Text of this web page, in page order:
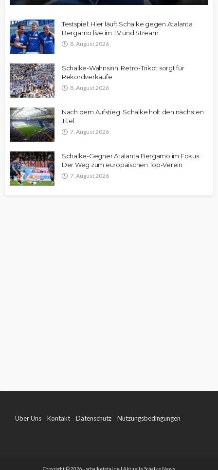
Testspiel: Hier läuft Schalke gegen Atalanta
Bergamo live im TV und Stream
8. August 2026
Schalke-Wahnsinn: Retro-Trikot sorgt für
Rekordverkäufe
8. August 2026
Nach dem Aufstieg: Schalke holt den nächsten
Titel
7. August 2026
Schalke-Gegner Atalanta Bergamo im Fokus:
Der Weg zum europäischen Top-Verein
7. August 2026
Über Uns Kontakt Datenschutz Nutzungsbedingungen
Copyright © 2026 - schalketotal.de | Aktuelle Schalke News